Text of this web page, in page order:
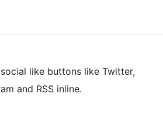
like buttons like Twitter,
and RSS inline.